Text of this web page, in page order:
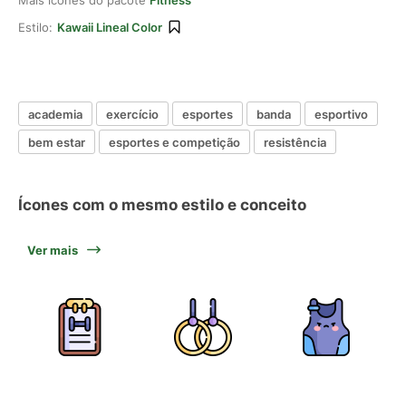
Estilo: Kawaii Lineal Color
academia exercício esportes banda
esportivo
bem estar
esportes e competição resistência
Ícones com o mesmo estilo e conceito
Ver mais